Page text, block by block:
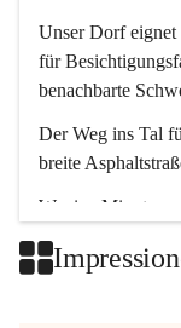
Unser Dorf eignet
für
benachbarte
Der Weg ins Tal
breite
Wenige Minuten